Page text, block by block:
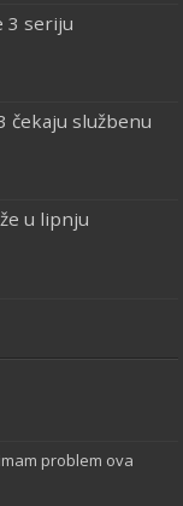
3 seriju
čekaju službenu
u lipnju
problem ova